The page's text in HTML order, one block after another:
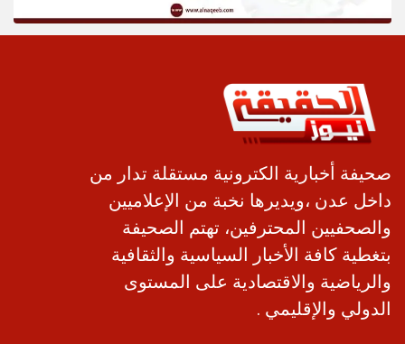
صحيفة أخبارية الكترونية مستقلة تدار من
داخل عدن ،ويديرها نخبة من الإعلاميين
والصحفيين المحترفين، تهتم الصحيفة
بتغطية كافة الأخبار السياسية والثقافية
والرياضية والاقتصادية على المستوى
الدولي والإقليمي .